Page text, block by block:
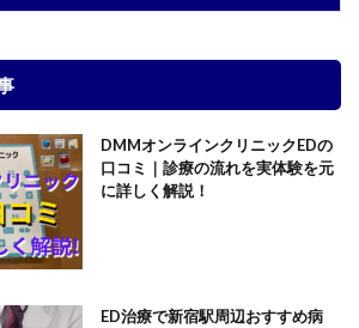
DMMオンラインクリニックEDの
口コミ｜診療の流れを実体験を元
に詳しく解説！
ED治療で新宿駅周辺おすすめ病